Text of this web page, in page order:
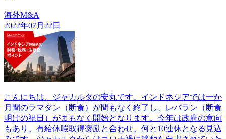
海外M&A
2022年07月22日
こんにちは、ジャカルタの安丸です。インドネシアでは一か
月間のラマダン（断食）が間もなく終了し、レバラン（断食
明けの祝日）がまもなく開始となります。今年は政府の意向
もあり、有給休暇取得奨励と合わせ、何と10連休となる見込